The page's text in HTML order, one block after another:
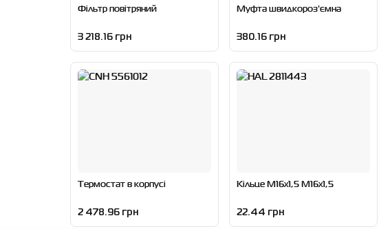
Фільтр повітряний
3 218.16 грн
Муфта швидкороз'ємна
380.16 грн
Термостат в корпусі
2 478.96 грн
Кільце M16x1,5 M16x1,5
22.44 грн